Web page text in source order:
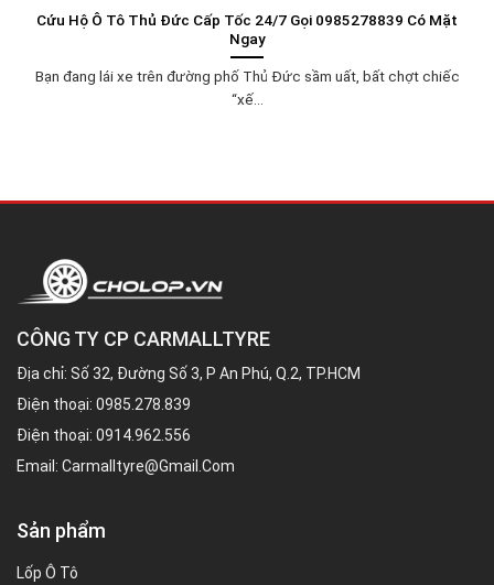
Cứu Hộ Ô Tô Thủ Đức Cấp Tốc 24/7 Gọi 0985278839 Có Mặt
Ngay
Bạn đang lái xe trên đường phố Thủ Đức sầm uất, bất chợt chiếc
“xế...
CÔNG TY CP CARMALLTYRE
Địa chỉ: Số 32, Đường Số 3, P An Phú, Q.2, TP.HCM
Điện thoại: 0985.278.839
Điện thoại: 0914.962.556
Email: Carmalltyre@gmail.com
Sản phẩm
Lốp Ô Tô